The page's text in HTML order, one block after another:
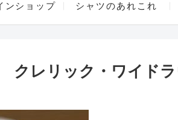
ンショップ シャツのあれこれ
クレリック・ワイド